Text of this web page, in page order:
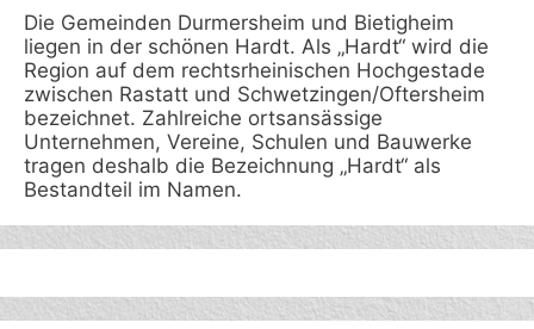
Die Gemeinden Durmersheim und Bietigheim
liegen in der schönen Hardt. Als „Hardt“ wird die
Region auf dem rechtsrheinischen Hochgestade
zwischen Rastatt und Schwetzingen/Oftersheim
bezeichnet. Zahlreiche ortsansässige
Unternehmen, Vereine, Schulen und Bauwerke
tragen deshalb die Bezeichnung „Hardt“ als
Bestandteil im Namen.